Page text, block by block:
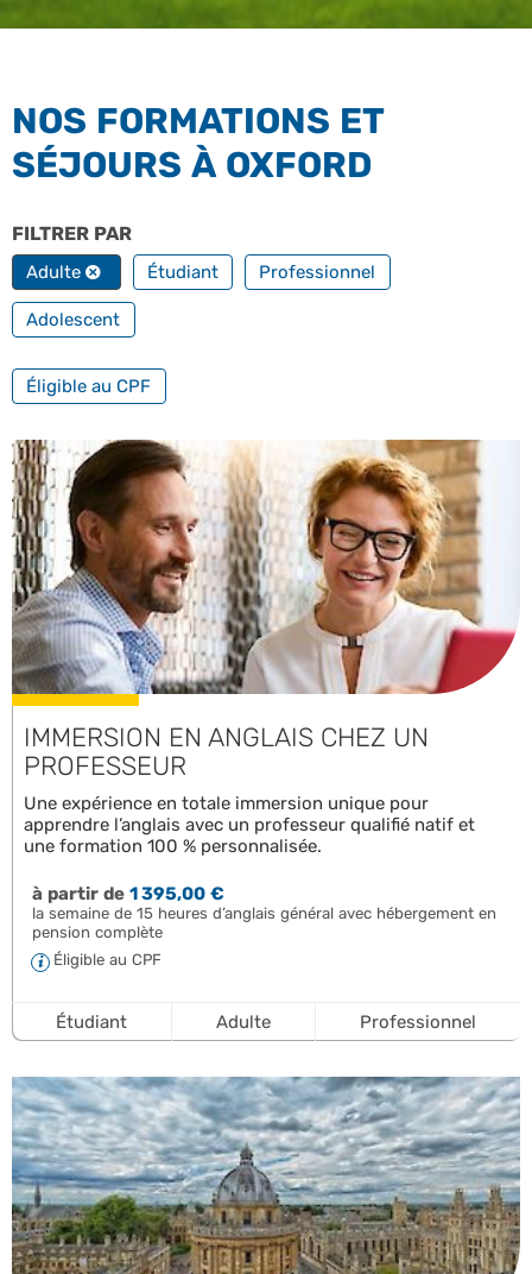
NOS FORMATIONS ET
SÉJOURS À OXFORD
FILTRER PAR
Adulte Étudiant Professionnel
Adolescent
Éligible au CPF
IMMERSION EN ANGLAIS CHEZ UN
PROFESSEUR
Une expérience en totale immersion unique pour
apprendre l’anglais avec un professeur qualifié natif et
une formation 100 % personnalisée.
à partir de1 395,00 €
la semaine de 15 heures d’anglais général avec hébergement en
pension complète
Éligible au CPF
Étudiant Adulte Professionnel